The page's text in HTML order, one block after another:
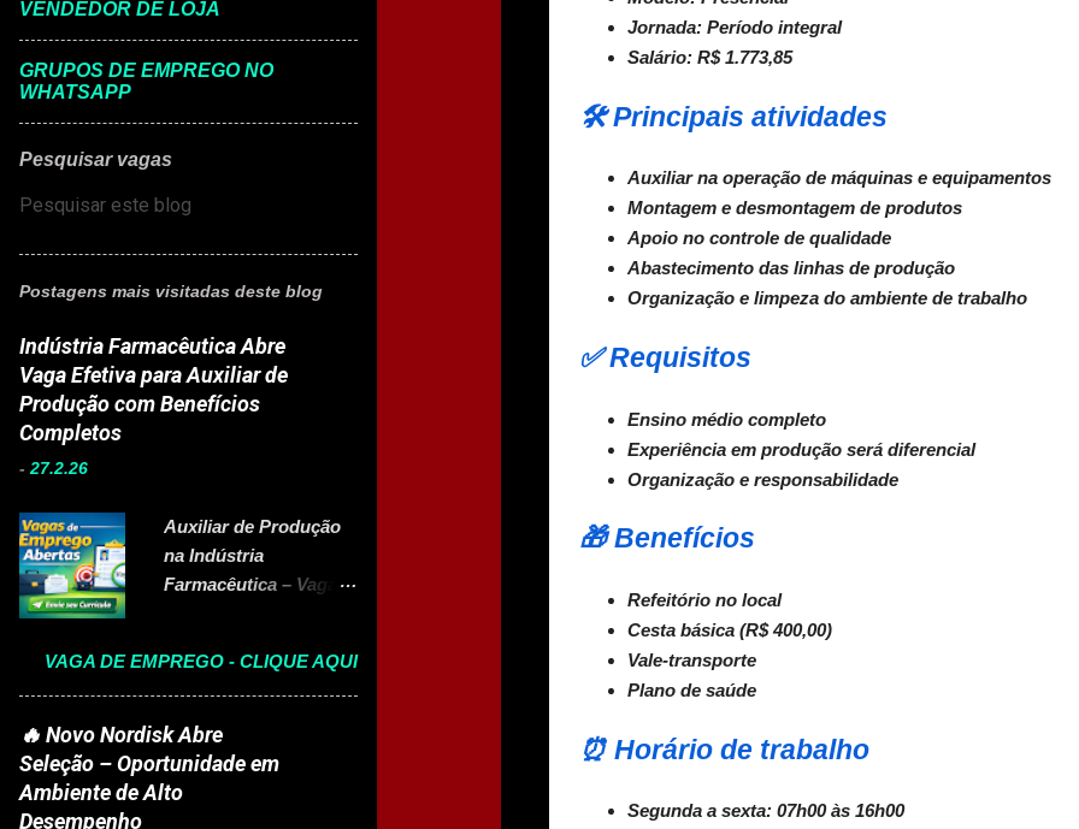
Jornada: Período integral
Salário: R$ 1.773,85
🛠️ Principais atividades
Auxiliar na operação de máquinas e equipamentos
Montagem e desmontagem de produtos
Apoio no controle de qualidade
Abastecimento das linhas de produção
Organização e limpeza do ambiente de trabalho
✅ Requisitos
Ensino médio completo
Experiência em produção será diferencial
Organização e responsabilidade
🎁 Benefícios
Refeitório no local
Cesta básica (R$ 400,00)
Vale-transporte
Plano de saúde
⏰ Horário de trabalho
Segunda a sexta: 07h00 às 16h00
VENDEDOR DE LOJA
GRUPOS DE EMPREGO NO
WHATSAPP
Pesquisar vagas
Postagens mais visitadas deste blog
Indústria Farmacêutica Abre
Vaga Efetiva para Auxiliar de
Produção com Benefícios
Completos
-27.2.26
Auxiliar de Produção
na Indústria
Farmacêutica – Vaga
, multinacional
brasileira presente em
22 países e referência
no setor farmacêutico,
está com vaga aberta
VAGA DE EMPREGO - CLIQUE AQUI
🔥 Novo Nordisk Abre
Seleção – Oportunidade em
Ambiente de Alto
Desempenho